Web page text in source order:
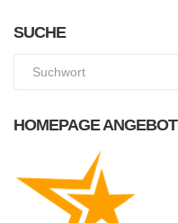
SUCHE
HOMEPAGE ANGEBOT